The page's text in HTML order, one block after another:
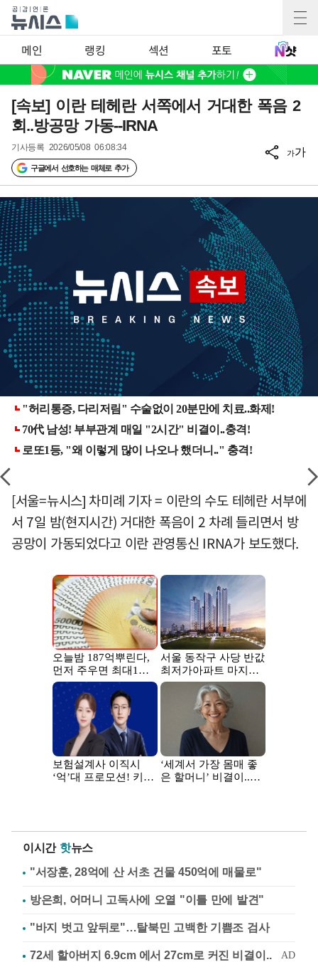
메인 랭킹 섹션 포토
[속보] 이란 테헤란 서쪽에서 거대한 폭음 2
회..방공망 가동--IRNA
기사등록 2026/05/08 06:08:34
구글에서 선호하는 매체로 추가
가가
[서울=뉴시스] 차미례 기자 = 이란의 수도 테헤란 서부에
서 7일 밤(현지시간) 거대한 폭음이 2 차례 들리면서 방
공망이 가동되었다고 이란 관영통신 IRNA가 보도했다.
이시간 핫뉴스
"서장훈, 28억에 산 서초 건물 450억에 매물로"
방은희, 어머니 고독사에 오열 "이틀 만에 발견"
"바지 벗고 앞뒤로"…탈북민 고백한 기쁨조 검사